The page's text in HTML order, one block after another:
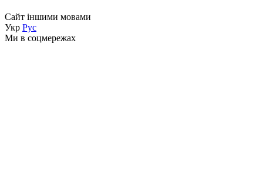
Сайт іншими мовами
Укр Рус
Ми в соцмережах